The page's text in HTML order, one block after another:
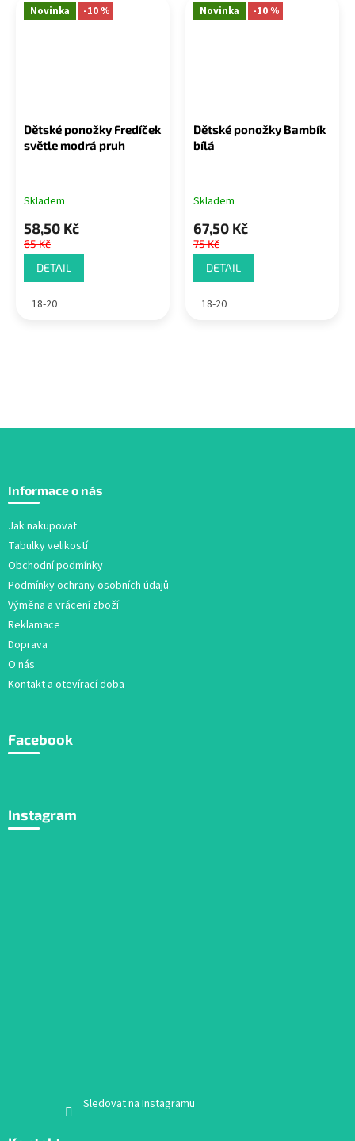
Novinka -10 %
Dětské ponožky Fredíček
světle modrá pruh
Skladem
58,50 Kč
65 Kč
DETAIL
18-20
Novinka -10 %
Dětské ponožky Bambík
bílá
Skladem
67,50 Kč
75 Kč
DETAIL
18-20
p
Informace o nás
Jak nakupovat
Tabulky velikostí
Obchodní podmínky
Podmínky ochrany osobních údajů
Výměna a vrácení zboží
Reklamace
Doprava
O nás
Kontakt a otevírací doba
Facebook
Instagram
Sledovat na Instagramu